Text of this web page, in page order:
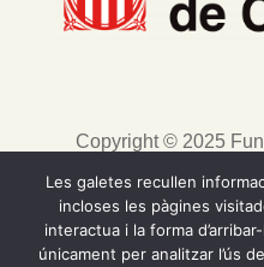
Copyright © 2025
Recerca i la Innovació.
Les galetes recullen
incloses les pàgines
interactua i la forma
únicament per analitzar l’ús